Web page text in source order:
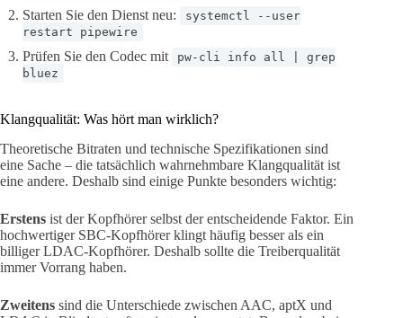
Starten Sie den Dienst neu:
systemctl --user
restart pipewire
Prüfen Sie den Codec mit
pw-cli info all | grep
bluez
Klangqualität: Was hört man wirklich?
Theoretische Bitraten und technische Spezifikationen sind
eine Sache – die tatsächlich wahrnehmbare Klangqualität ist
eine andere. Deshalb sind einige Punkte besonders wichtig:
Erstens ist der Kopfhörer selbst der entscheidende Faktor. Ein
hochwertiger SBC-Kopfhörer klingt häufig besser als ein
billiger LDAC-Kopfhörer. Deshalb sollte die Treiberqualität
immer Vorrang haben.
Zweitens sind die Unterschiede zwischen AAC, aptX und